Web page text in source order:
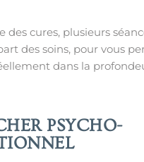
des cures, plusieurs
des soins, pour vous
dans la
PSYCHO-